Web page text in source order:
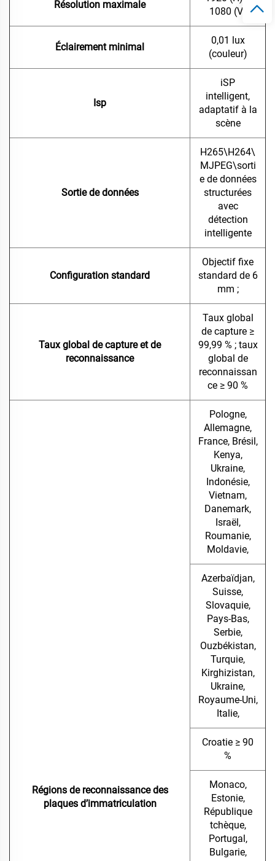
Résolution maximale
1080 (V)
Éclairement minimal
0,01 lux
(couleur)
Isp
iSP
intelligent,
adaptatif à la
scène
Sortie de données
H265\H264\
MJPEG\sorti
e de données
structurées
avec
détection
intelligente
Configuration standard
Objectif fixe
standard de 6
mm ;
Taux global de capture et de
reconnaissance
Taux global
de capture ≥
99,99 % ; taux
global de
reconnaissan
ce ≥ 90 %
Régions de reconnaissance des
plaques d’immatriculation
Pologne,
Allemagne,
France, Brésil,
Kenya,
Ukraine,
Indonésie,
Vietnam,
Danemark,
Israël,
Roumanie,
Moldavie,
Azerbaïdjan,
Suisse,
Slovaquie,
Pays-Bas,
Serbie,
Ouzbékistan,
Turquie,
Kirghizistan,
Ukraine,
Royaume-Uni,
Italie,
Croatie ≥ 90
%
Monaco,
Estonie,
République
tchèque,
Portugal,
Bulgarie,